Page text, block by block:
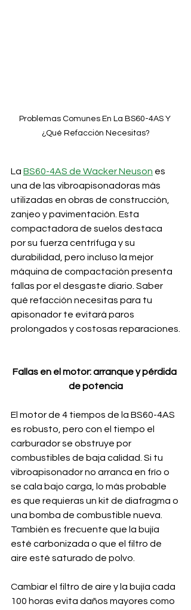
Problemas Comunes En La BS60-4AS Y
¿Qué Refacción Necesitas?
La BS60-4AS de Wacker Neuson es
una de las vibroapisonadoras más
utilizadas en obras de construcción,
zanjeo y pavimentación. Esta
compactadora de suelos destaca
por su fuerza centrífuga y su
durabilidad, pero incluso la mejor
máquina de compactación presenta
fallas por el desgaste diario. Saber
qué refacción necesitas para tu
apisonador te evitará paros
prolongados y costosas reparaciones.
Fallas en el motor: arranque y pérdida
de potencia
El motor de 4 tiempos de la BS60-4AS
es robusto, pero con el tiempo el
carburador se obstruye por
combustibles de baja calidad. Si tu
vibroapisonador no arranca en frío o
se cala bajo carga, lo más probable
es que requieras un kit de diafragma o
una bomba de combustible nueva.
También es frecuente que la bujía
esté carbonizada o que el filtro de
aire esté saturado de polvo.
Cambiar el filtro de aire y la bujía cada
100 horas evita daños mayores como